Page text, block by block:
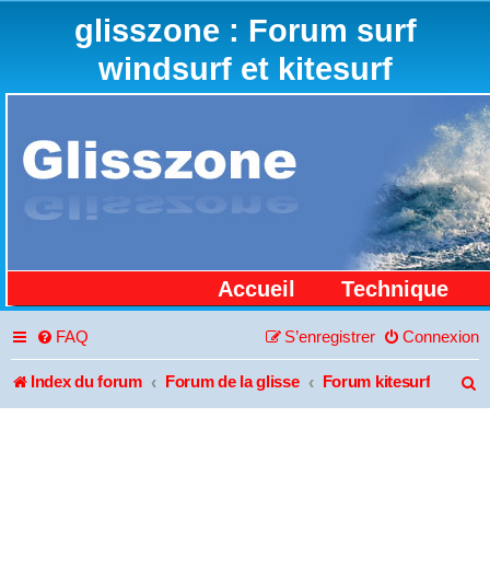
glisszone : Forum surf
windsurf et kitesurf
Accueil Technique
FAQ Connexion
S’enregistrer
Index du forum Forum de la glisse Forum kitesurf